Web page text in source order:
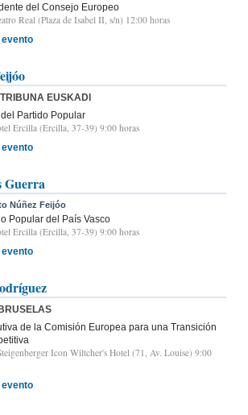
del Consejo Europeo
Real (Plaza de Isabel II, s/n) 12:00 horas
evento
EUSKADI
Partido Popular
Ercilla (Ercilla, 37-39) 9:00 horas
evento
Guerra
Núñez Feijóo
Popular del País Vasco
Ercilla (Ercilla, 37-39) 9:00 horas
evento
de la Comisión Europea para una Transición
Icon Wiltcher's Hotel (71, Av. Louise) 9:00
evento